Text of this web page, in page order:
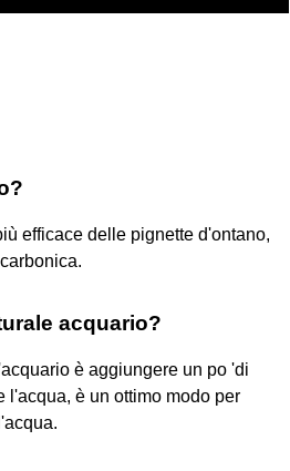
efficace delle pignette d'ontano,
acquario?
è aggiungere un po 'di
l'acqua, è un ottimo modo per